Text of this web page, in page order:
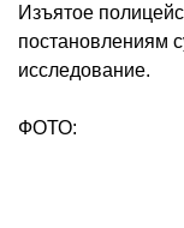
Изъятое
постановлениям
исследование.
ФОТО: